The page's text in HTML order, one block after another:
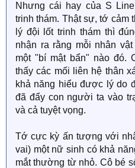
Nhưng cái hay của S
trinh thám. Thật sự, tớ cảm
lý đội lốt trinh thám thì
nhận ra rằng mỗi nhân
một "bí mật bẩn" nào đó.
thấy các mối liên hệ thân
khả năng hiểu được lý do
đã đẩy con người ta vào
và cả tuyệt vọng.
Tớ cực kỳ ấn tượng với
vai) một nữ sinh có khả
mắt thường từ nhỏ. Cô bé